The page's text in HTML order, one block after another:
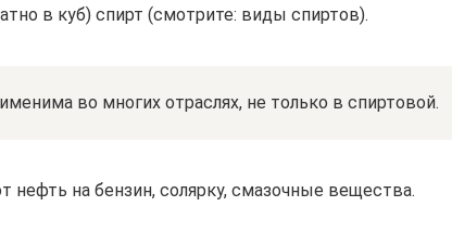
в куб) спирт (смотрите: виды спиртов).
во многих отраслях, не только в спиртовой.
нефть на бензин, солярку, смазочные вещества.